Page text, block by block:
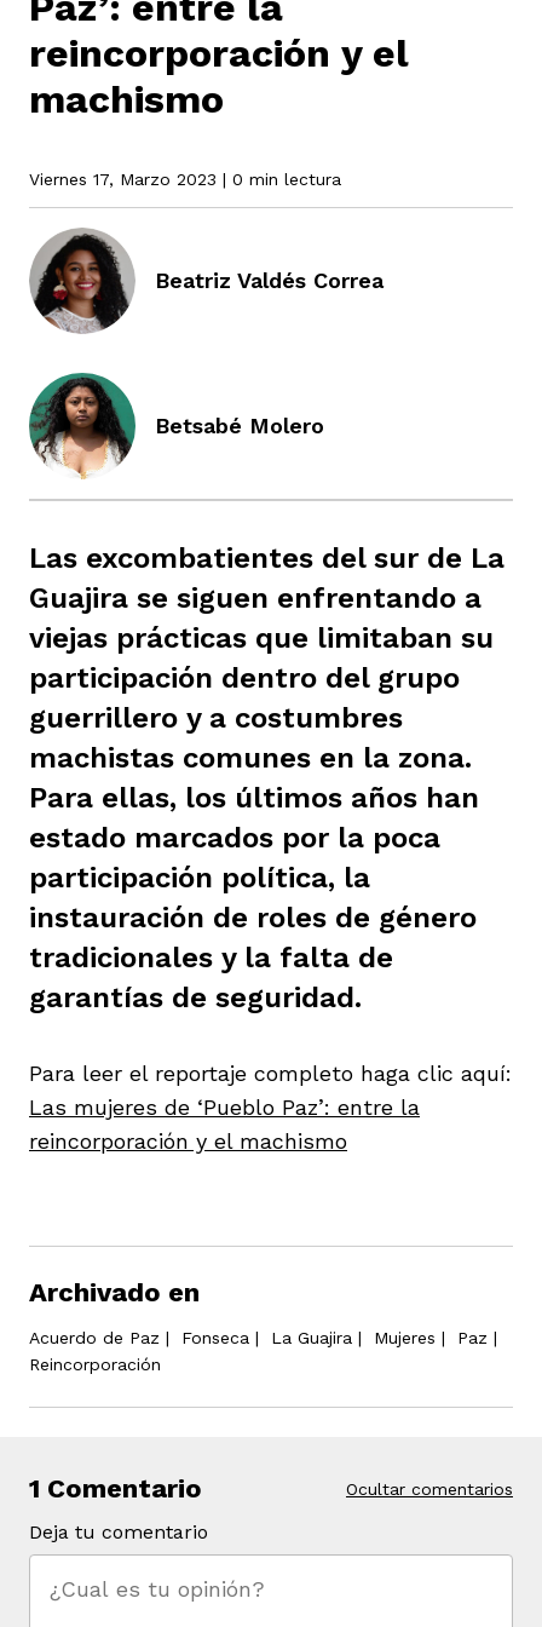
reincorporación y el
machismo
Viernes 17, Marzo 2023 | 0 min lectura
Beatriz Valdés Correa
Betsabé Molero
Las excombatientes del sur de La
Guajira se siguen enfrentando a
viejas prácticas que limitaban su
participación dentro del grupo
guerrillero y a costumbres
machistas comunes en la zona.
Para ellas, los últimos años han
estado marcados por la poca
participación política, la
instauración de roles de género
tradicionales y la falta de
garantías de seguridad.
Para leer el reportaje completo haga clic aquí:
Las mujeres de ‘Pueblo Paz’: entre la
reincorporación y el machismo
Archivado en
Acuerdo de Paz | Fonseca | La Guajira | Mujeres | Paz |
Reincorporación
1 Comentario Ocultar comentarios
Deja tu comentario
de Atrato
armado
2023
país
Codazzi
de Atrato
Baja
Ana
Consonante
fórmula
principios
de estilo
periodistas locales
nuestro contenido